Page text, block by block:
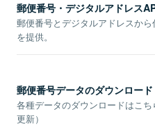
郵便番号・デジタルアドレス
郵便番号とデジタルアドレスか
を提供。
郵便番号データのダウンロード
各種データのダウンロードはこ
更新）